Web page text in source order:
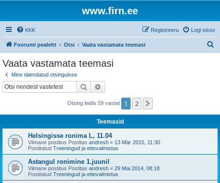
www.firn.ee
KKK Logi sisse
Registreeru
Foorumi pealeht Otsi Vaata vastamata teemasi
Vaata vastamata teemasi
Mine täiendatud otsinguisse
Otsi
Otsing leidis 59 vastet 1 2
Teemasid
Helsingisse ronima L, 11.04
Viimane postitus Postitas andresh « 13 Mär 2015, 11:30
Postitatud Treeningud ja ettevalmistus
Astangul ronimine 1.juunil
Viimane postitus Postitas andresh « 29 Mai 2014, 08:18
Postitatud Treeningud ja ettevalmistus